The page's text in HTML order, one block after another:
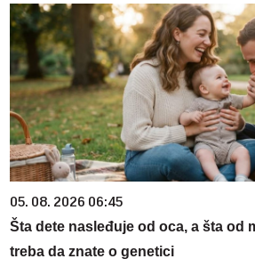
05. 08. 2026 06:45
Šta dete nasleđuje od oca, a šta od
treba da znate o genetici